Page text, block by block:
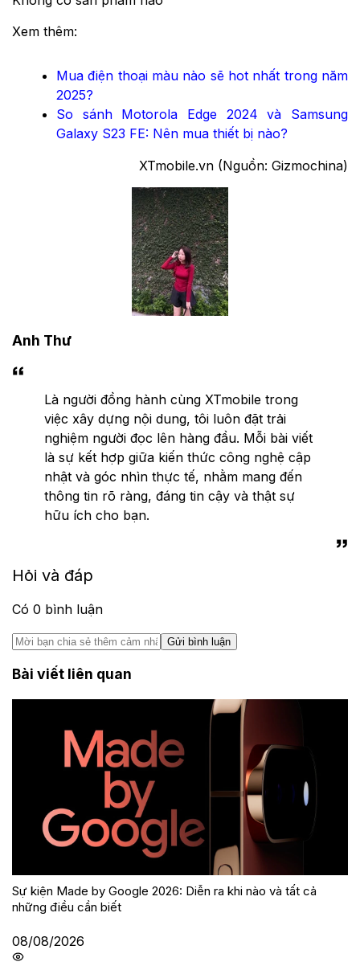
Xem thêm:
Mua điện thoại màu nào sẽ hot nhất trong năm
2025?
So sánh Motorola Edge 2024 và Samsung
Galaxy S23 FE: Nên mua thiết bị nào?
XTmobile.vn (Nguồn: Gizmochina)
Anh Thư
Là người đồng hành cùng XTmobile trong
việc xây dựng nội dung, tôi luôn đặt trải
nghiệm người đọc lên hàng đầu. Mỗi bài viết
là sự kết hợp giữa kiến thức công nghệ cập
nhật và góc nhìn thực tế, nhằm mang đến
thông tin rõ ràng, đáng tin cậy và thật sự
hữu ích cho bạn.
Hỏi và đáp
Có 0 bình luận
Gửi bình luận
Bài viết liên quan
Sự kiện Made by Google 2026: Diễn ra khi nào và tất cả
những điều cần biết
08/08/2026